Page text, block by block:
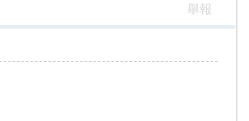
舉報